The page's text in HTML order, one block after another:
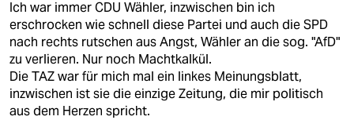
Ich war immer CDU Wähler, inzwischen bin ich
erschrocken wie schnell diese Partei und auch die SPD
nach rechts rutschen aus Angst, Wähler an die sog. "AfD"
zu verlieren. Nur noch Machtkalkül.
Die TAZ war für mich mal ein linkes Meinungsblatt,
inzwischen ist sie die einzige Zeitung, die mir politisch
aus dem Herzen spricht.